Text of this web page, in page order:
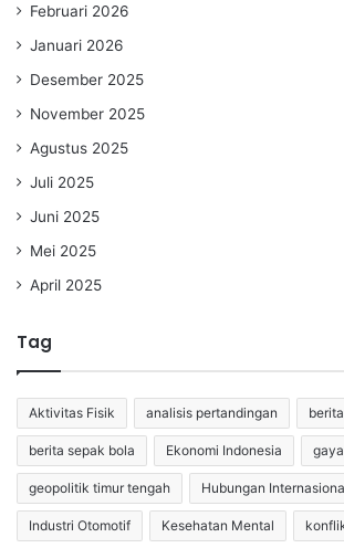
Februari 2026
Januari 2026
Desember 2025
November 2025
Agustus 2025
Juli 2025
Juni 2025
Mei 2025
April 2025
Tag
Aktivitas Fisik analisis pertandingan
berita sepak bola Ekonomi Indonesia
geopolitik timur tengah Hubungan
Industri Otomotif Kesehatan Mental